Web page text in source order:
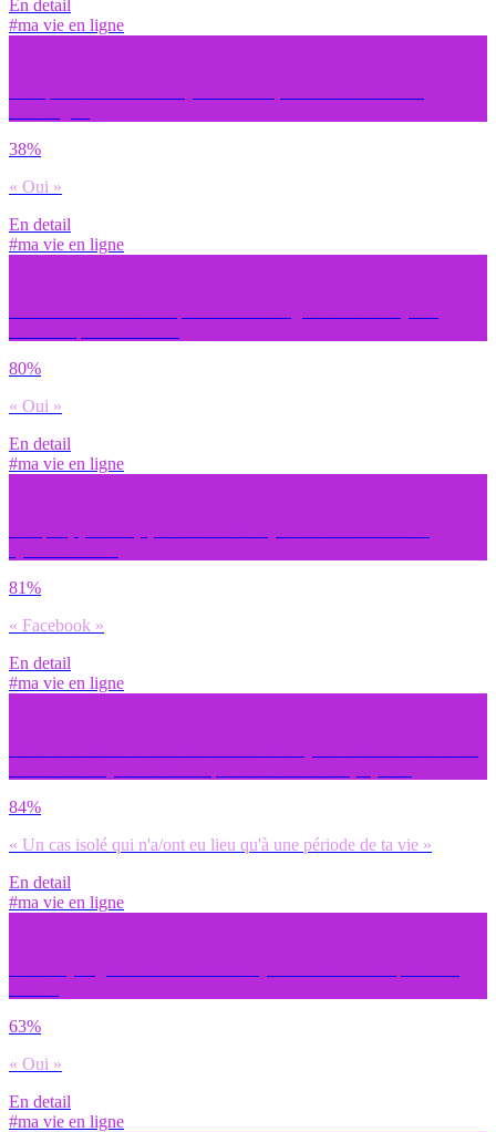
En detail
#ma vie en ligne
38%
« Oui »
En detail
#ma vie en ligne
80%
« Oui »
En detail
#ma vie en ligne
81%
« Facebook »
En detail
#ma vie en ligne
84%
« Un cas isolé qui n'a/ont eu lieu qu'à une période de ta vie »
En detail
#ma vie en ligne
63%
« Oui »
En detail
#ma vie en ligne